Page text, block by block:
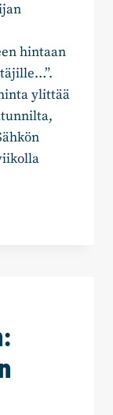
hintaan
ylittää